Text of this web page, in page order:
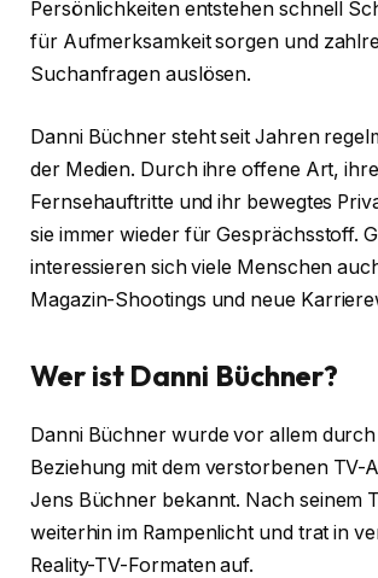
Persönlichkeiten entstehen schnell
für Aufmerksamkeit sorgen und
Suchanfragen auslösen.
Danni Büchner steht seit Jahren
der Medien. Durch ihre offene Art, ihre
Fernsehauftritte und ihr bewegtes
sie immer wieder für Gesprächsstoff.
interessieren sich viele Menschen
Magazin-Shootings und neue
Wer ist Danni Büchner?
Danni Büchner wurde vor allem
Beziehung mit dem verstorbenen TV-
Jens Büchner bekannt. Nach seinem
weiterhin im Rampenlicht und trat in
Reality-TV-Formaten auf.